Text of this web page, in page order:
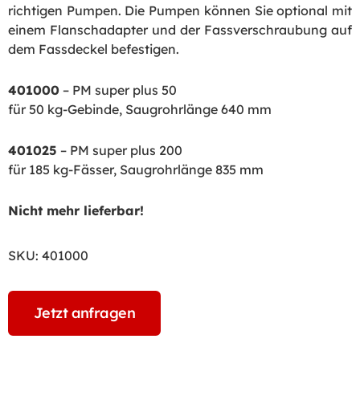
richtigen Pumpen. Die Pumpen können Sie optional mit
einem Flanschadapter und der Fassverschraubung auf
dem Fassdeckel befestigen.
401000 – PM super plus 50
für 50 kg-Gebinde, Saugrohrlänge 640 mm
401025 – PM super plus 200
für 185 kg-Fässer, Saugrohrlänge 835 mm
Nicht mehr lieferbar!
SKU: 401000
Jetzt anfragen